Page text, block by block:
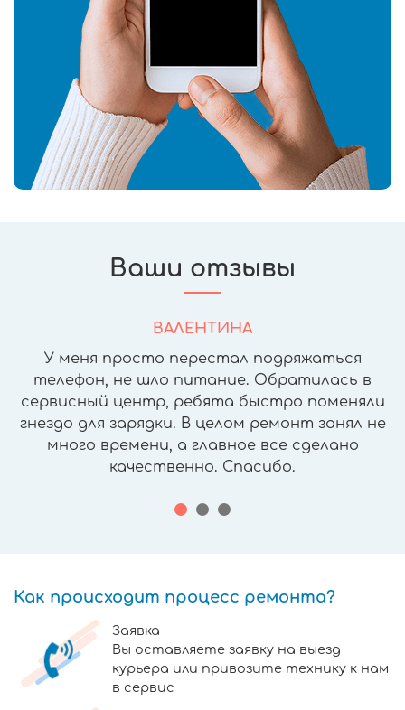
Ваши отзывы
ВАЛЕНТИНА
У меня просто перестал подряжаться
телефон, не шло питание. Обратилась в
сервисный центр, ребята быстро поменяли
гнездо для зарядки. В целом ремонт занял не
много времени, а главное все сделано
качественно. Спасибо.
Как происходит процесс ремонта?
Заявка
Вы оставляете заявку на выезд
курьера или привозите технику к нам
в сервис